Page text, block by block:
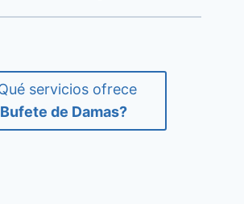
servicios ofrece
Bufete de Damas?